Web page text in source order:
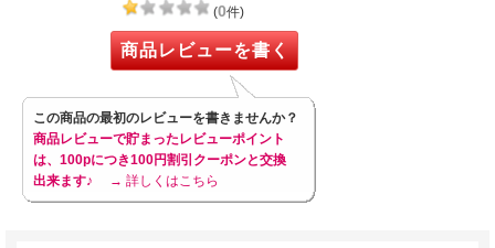
(0件)
商品レビューを書く
この商品の最初のレビューを書きませんか？
商品レビューで貯まったレビューポイント
は、100pにつき100円割引クーポンと交換
出来ます♪
→ 詳しくはこちら